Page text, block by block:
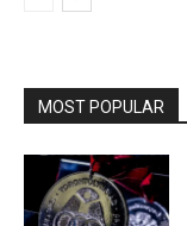
MOST POPULAR